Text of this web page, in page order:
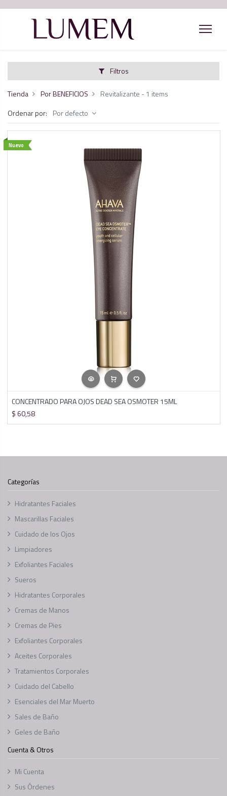
Filtros
Tienda Por BENEFICIOS Revitalizante - 1 items
Ordenar por:
Por defecto
Nuevo
CONCENTRADO PARA OJOS DEAD SEA OSMOTER 15ML
$60,58
Categorías
Hidratantes Faciales
Mascarillas Faciales
Cuidado de los Ojos
Limpiadores
Exfoliantes Faciales
Sueros
Hidratantes Corporales
Cremas de Manos
Cremas de Pies
Exfoliantes Corporales
Aceites Corporales
Tratamientos Corporales
Cuidado del Cabello
Esenciales del Mar Muerto
Sales de Baño
Geles de Baño
Cuenta & Otros
Mi Cuenta
Sus Órdenes